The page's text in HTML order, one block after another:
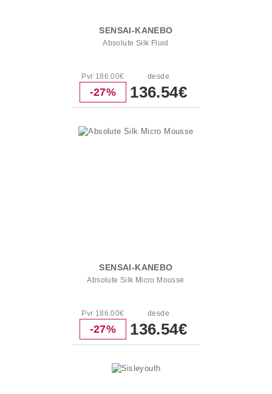
SENSAI-KANEBO
Absolute Silk Fluid
Pvr 186.00€
-27%
desde
136.54€
SENSAI-KANEBO
Absolute Silk Micro Mousse
Pvr 186.00€
-27%
desde
136.54€